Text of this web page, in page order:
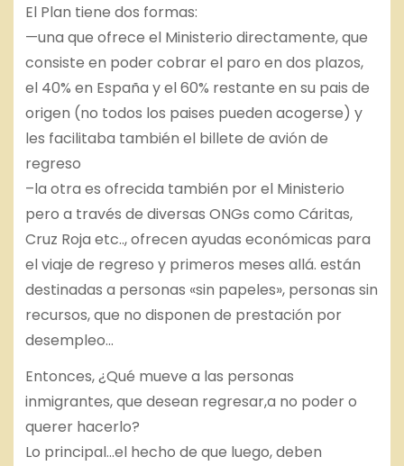
El Plan tiene dos formas:
—una que ofrece el Ministerio directamente, que
consiste en poder cobrar el paro en dos plazos,
el 40% en España y el 60% restante en su pais de
origen (no todos los paises pueden acogerse) y
les facilitaba también el billete de avión de
regreso
–la otra es ofrecida también por el Ministerio
pero a través de diversas ONGs como Cáritas,
Cruz Roja etc.., ofrecen ayudas económicas para
el viaje de regreso y primeros meses allá. están
destinadas a personas «sin papeles», personas sin
recursos, que no disponen de prestación por
desempleo…
Entonces, ¿Qué mueve a las personas
inmigrantes, que desean regresar,a no poder o
querer hacerlo?
Lo principal…el hecho de que luego, deben